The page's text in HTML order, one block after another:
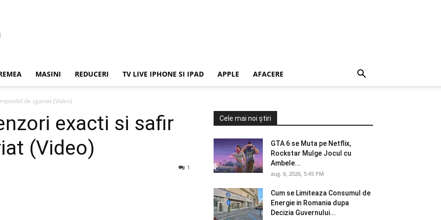
MASINI REDUCERI TV LIVE IPHONE SI IPAD APPLE AFACERE
de zgariat (Video)
exacti si safir
(Video)
1
Cele mai noi știri
GTA 6 se Muta pe Netflix,
Rockstar Mulge Jocul cu
Ambele...
aug. 6, 2026, 5:45 PM
Cum se Limiteaza Consumul de
Energie in Romania dupa
Decizia Guvernului...